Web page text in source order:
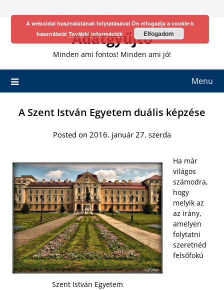
Adatgyűjtő
Minden ami fontos! Minden ami jó!
Menu
A Szent István Egyetem duális képzése
Posted on 2016. január 27. szerda
Szent István Egyetem
Ha már
világos
számodra,
hogy
melyik az
az irány,
amelyen
folytatni
szeretnéd
felsőfokú
A weboldal használatának folytatásával Ön elfogadja a cookie-k
használatát További információk Elfogadom